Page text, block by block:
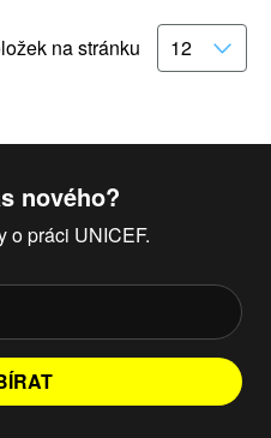
na stránku
nového?
o práci UNICEF.